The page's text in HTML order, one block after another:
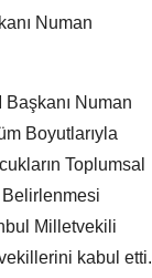
Numan
Numan
Boyutlarıyla
Toplumsal
Belirlenmesi
Milletvekili
kabul etti.